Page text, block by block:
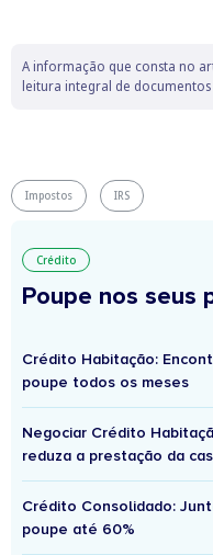
A informação que consta no
leitura integral de
Impostos IRS
Crédito
Poupe nos seus
Crédito Habitação:
poupe todos os meses
Negociar Crédito
reduza a prestação da
Crédito Consolidado:
poupe até 60%